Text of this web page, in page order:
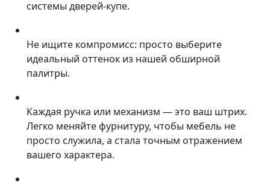
системы дверей-купе.
Не ищите компромисс: просто выберите
идеальный оттенок из нашей обширной
палитры.
Каждая ручка или механизм — это ваш штрих.
Легко меняйте фурнитуру, чтобы мебель не
просто служила, а стала точным отражением
вашего характера.